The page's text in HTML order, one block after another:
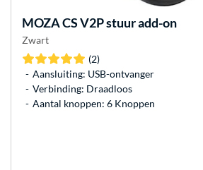
MOZACS V2P stuur add-on
Zwart
(2)
Aansluiting: USB-ontvanger
Verbinding: Draadloos
Aantal knoppen: 6 Knoppen